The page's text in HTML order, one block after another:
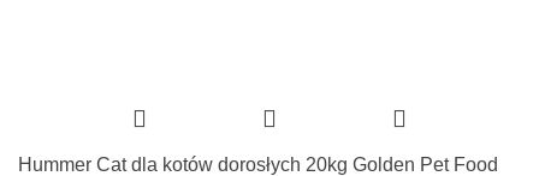
Hummer Cat dla kotów dorosłych 20kg Golden Pet Food